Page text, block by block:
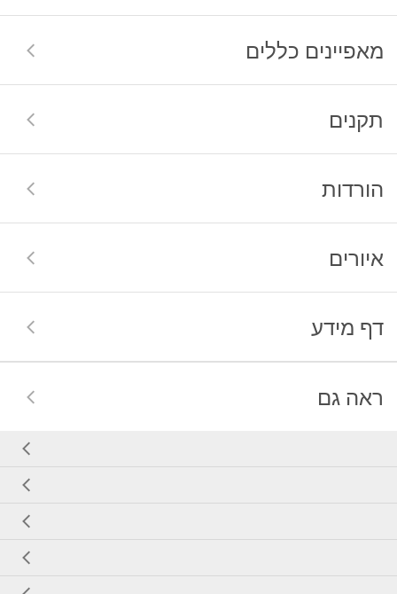
מאפיינים כללים
תקנים
הורדות
איורים
דף מידע
ראה גם